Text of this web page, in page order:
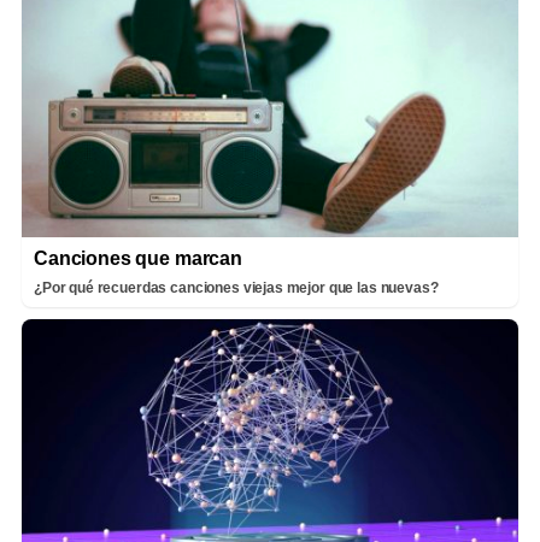
Canciones que marcan
¿Por qué recuerdas canciones viejas mejor que las nuevas?